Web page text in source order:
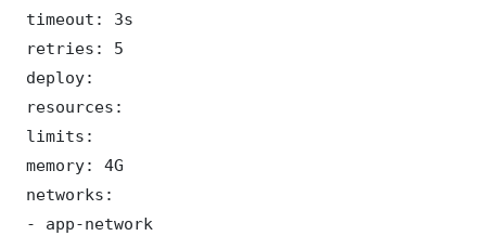
timeout: 3s
retries: 5
deploy:
resources:
limits:
memory: 4G
networks:
- app-network